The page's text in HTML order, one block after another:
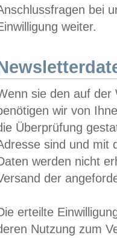
bei
weiter.
sie den auf der
wir von
Überprüfung
sind und mit
werden nicht
der
erteilte
Nutzung zum